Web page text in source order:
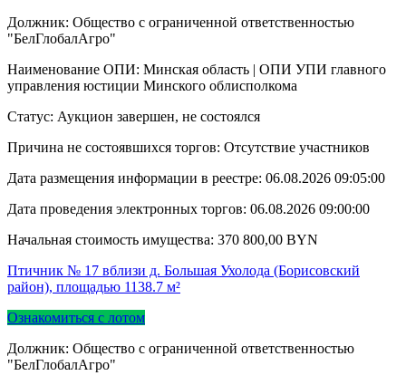
Должник: Общество с ограниченной ответственностью
"БелГлобалАгро"
Наименование ОПИ: Минская область | ОПИ УПИ главного
управления юстиции Минского облисполкома
Статус: Аукцион завершен, не состоялся
Причина не состоявшихся торгов: Отсутствие участников
Дата размещения информации в реестре: 06.08.2026 09:05:00
Дата проведения электронных торгов: 06.08.2026 09:00:00
Начальная стоимость имущества: 370 800,00 BYN
Птичник № 17 вблизи д. Большая Ухолода (Борисовский
район), площадью 1138.7 м²
Ознакомиться с лотом
Должник: Общество с ограниченной ответственностью
"БелГлобалАгро"